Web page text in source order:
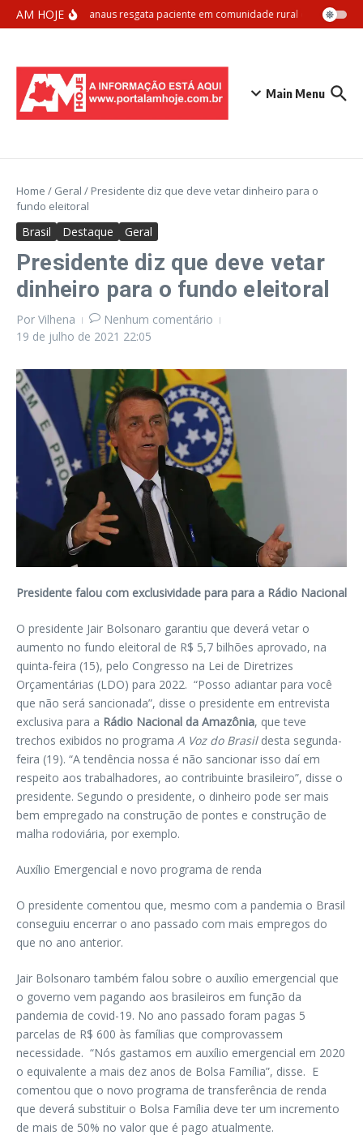
Ir para o conteúdo
AM HOJESamu Manaus resgata paciente em comunidade rural com apoio
Main Menu
Home / Geral / Presidente diz que deve vetar dinheiro para o
fundo eleitoral
Brasil Destaque Geral
Presidente diz que deve vetar
dinheiro para o fundo eleitoral
Por Vilhena
Nenhum comentário
19 de julho de 2021 22:05
Presidente falou com exclusividade para para a Rádio Nacional
O presidente Jair Bolsonaro garantiu que deverá vetar o
aumento no fundo eleitoral de R$ 5,7 bilhões aprovado, na
quinta-feira (15), pelo Congresso na Lei de Diretrizes
Orçamentárias (LDO) para 2022. “Posso adiantar para você
que não será sancionada”, disse o presidente em entrevista
exclusiva para a Rádio Nacional da Amazônia, que teve
trechos exibidos no programa A Voz do Brasil desta segunda-
feira (19). “A tendência nossa é não sancionar isso daí em
respeito aos trabalhadores, ao contribuinte brasileiro”, disse o
presidente. Segundo o presidente, o dinheiro pode ser mais
bem empregado na construção de pontes e construção de
malha rodoviária, por exemplo.
Auxílio Emergencial e novo programa de renda
O presidente comentou que, mesmo com a pandemia o Brasil
conseguiu encerrar o ano passado com mais empregos do
que no ano anterior.
Jair Bolsonaro também falou sobre o auxílio emergencial que
o governo vem pagando aos brasileiros em função da
pandemia de covid-19. No ano passado foram pagas 5
parcelas de R$ 600 às famílias que comprovassem
necessidade. “Nós gastamos em auxílio emergencial em 2020
o equivalente a mais dez anos de Bolsa Família”, disse. E
comentou que o novo programa de transferência de renda
que deverá substituir o Bolsa Família deve ter um incremento
de mais de 50% no valor que é pago atualmente.